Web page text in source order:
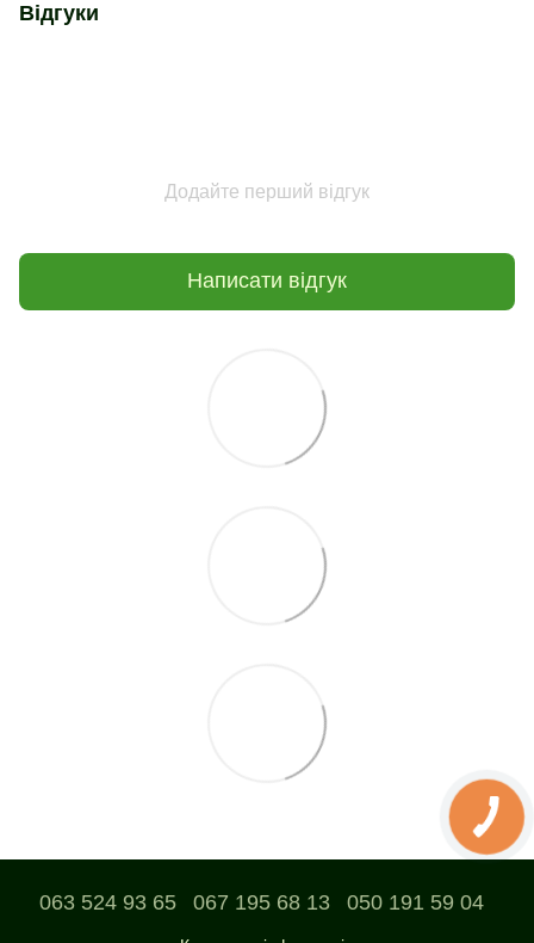
Відгуки
Додайте перший відгук
Написати відгук
063 524 93 65 067 195 68 13 050 191 59 04